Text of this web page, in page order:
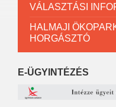
VÁLASZTÁSI
HALMAJI
HORGÁSZTÓ
E-ÜGYINTÉZÉS